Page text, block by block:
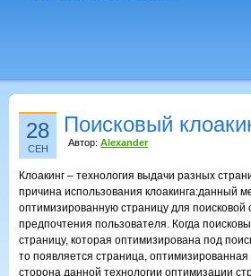
28
СЕН
Поисковый
Автор: Alexander
Клоакинг – технология выдачи разных
причина использования клоакинга:данный
оптимизированную страницу для
предпочтения пользователя. Когда
страницу, которая оптимизирована под
то появляется страница,
сторона данной технологии оптимизации